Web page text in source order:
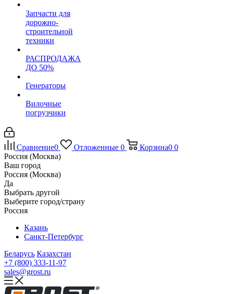
Запчасти для
дорожно-
строительной
техники
РАСПРОДАЖА
ДО 50%
Генераторы
Вилочные
погрузчики
Сравнение0 Отложенные 0 Корзина0 0
Россия (Москва)
Ваш город
Россия (Москва)
Да
Выбрать другой
Выберите город/страну
Россия
Казань
Санкт-Петербург
Беларусь Казахстан
+7 (800) 333-11-97
sales@grost.ru